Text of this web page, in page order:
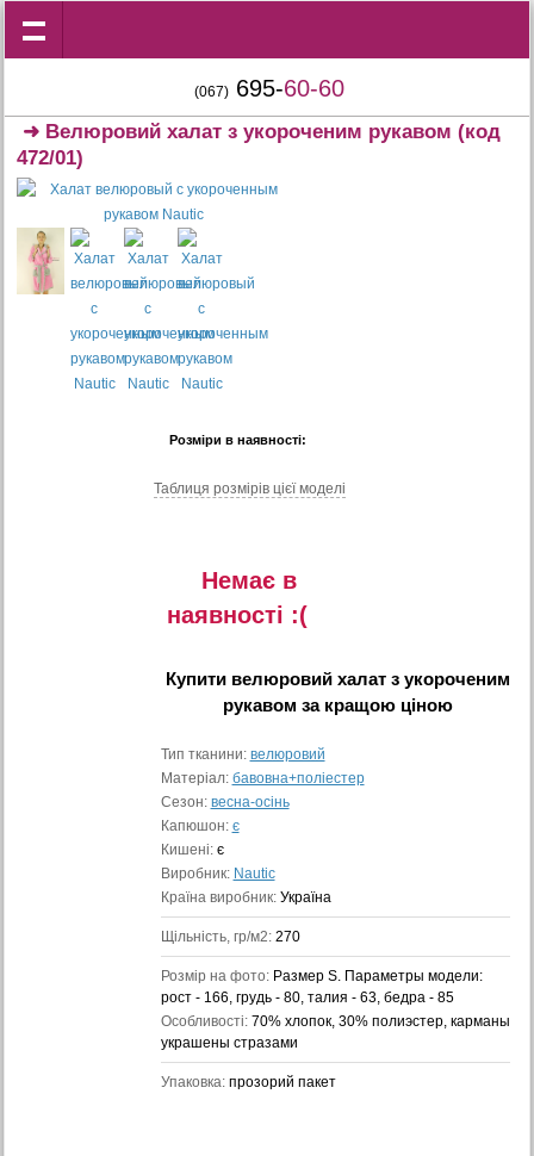
(067) 695-60-60
➜ Велюровий халат з укороченим рукавом(код
472/01)
Розміри в наявності:
Таблиця розмiрiв цiєї моделi
Немає в
наявностi :(
Купити велюровий халат з укороченим
рукавомза кращою ціною
Тип тканини: велюровий
Матеріал: бавовна+поліестер
Сезон: весна-осінь
Капюшон: є
Кишені: є
Виробник: Nautic
Країна виробник: Україна
Щільність, гр/м2: 270
Розмір на фото: Размер S. Параметры модели:
рост - 166, грудь - 80, талия - 63, бедра - 85
Особливості: 70% хлопок, 30% полиэстер, карманы
украшены стразами
Упаковка: прозорий пакет